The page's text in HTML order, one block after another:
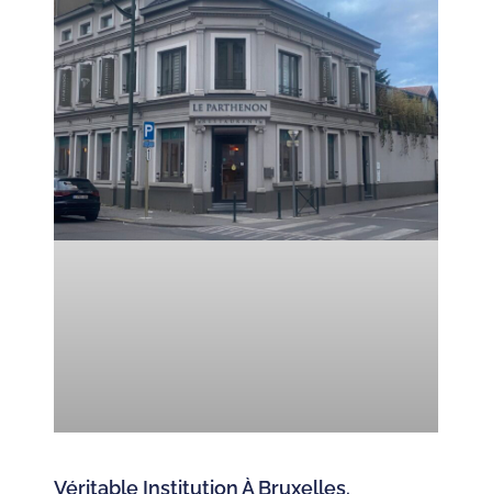
Véritable Institution À Bruxelles.